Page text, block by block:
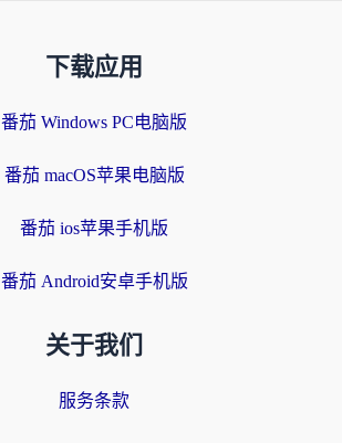
下载应用
番茄 Windows PC电脑版
番茄 macOS苹果电脑版
番茄 ios苹果手机版
番茄 Android安卓手机版
关于我们
服务条款